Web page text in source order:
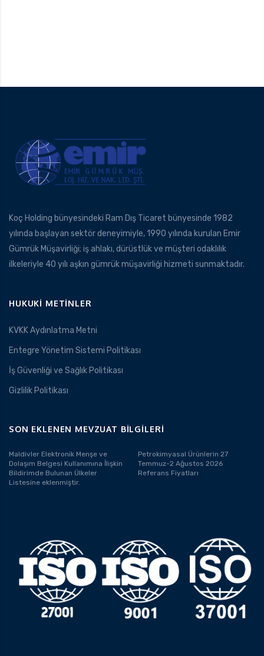
Koç Holding bünyesindeki Ram Dış Ticaret bünyesinde 1982
yılında başlayan sektör deneyimiyle, 1990 yılında kurulan Emir
Gümrük Müşavirliği; iş ahlakı, dürüstlük ve müşteri odaklılık
ilkeleriyle 40 yılı aşkın gümrük müşavirliği hizmeti sunmaktadır.
HUKUKI METINLER
KVKK Aydınlatma Metni
Entegre Yönetim Sistemi Politikası
İş Güvenliği ve Sağlık Politikası
Gizlilik Politikası
SON EKLENEN MEVZUAT BILGILERI
Maldivler Elektronik Menşe ve
Dolaşım Belgesi Kullanımına İlişkin
Bildirimde Bulunan Ülkeler
Listesine eklenmiştir.
Petrokimyasal Ürünlerin 27
Temmuz-2 Ağustos 2026
Referans Fiyatları